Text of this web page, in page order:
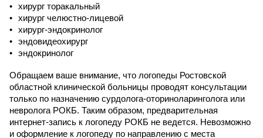
хирург торакальный
хирург челюстно-лицевой
хирург-эндокринолог
эндовидеохирург
эндокринолог
Обращаем ваше внимание, что логопеды Ростовской
областной клинической больницы проводят консультации
только по назначению сурдолога-оториноларинголога или
невролога РОКБ. Таким образом, предварительная
интернет-запись к логопеду РОКБ не ведется. Невозможно
и оформление к логопеду по направлению с места